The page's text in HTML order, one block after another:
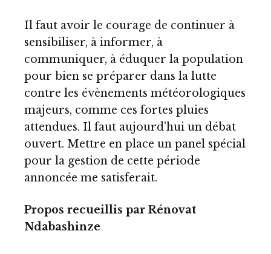
Il faut avoir le courage de continuer à
sensibiliser, à informer, à
communiquer, à éduquer la population
pour bien se préparer dans la lutte
contre les évènements météorologiques
majeurs, comme ces fortes pluies
attendues. Il faut aujourd’hui un débat
ouvert. Mettre en place un panel spécial
pour la gestion de cette période
annoncée me satisferait.
Propos recueillis par Rénovat
Ndabashinze